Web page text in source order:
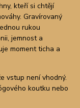
kteří si chtějí
Gravírovaný
rukou
jemnost a
moment ticha a
vstup není vhodný.
koutku nebo